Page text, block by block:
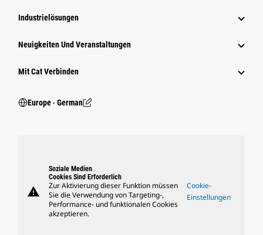
Industrielösungen
Neuigkeiten Und Veranstaltungen
Mit Cat Verbinden
Europe ‧ German
warning
Soziale Medien
Cookies Sind Erforderlich
Zur Aktivierung dieser Funktion müssen
Sie die Verwendung von Targeting-,
Performance- und funktionalen Cookies
akzeptieren.
Cookie-
Einstellungen